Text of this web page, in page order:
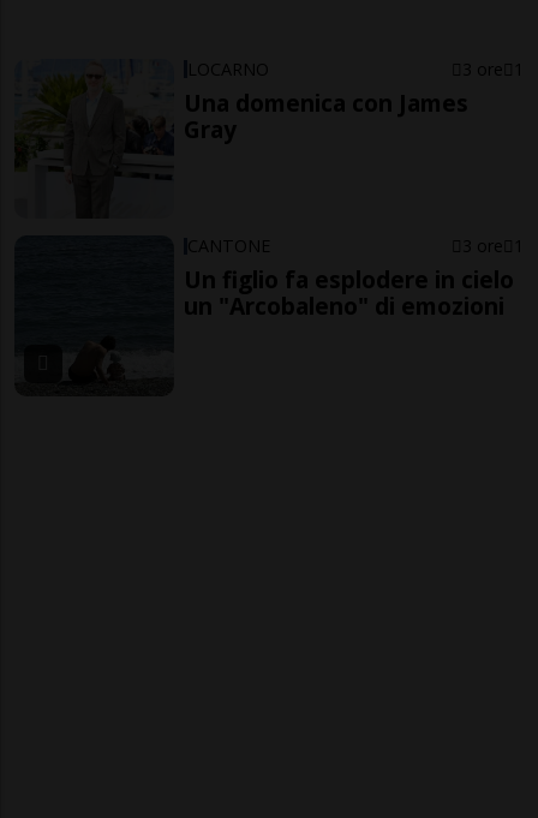
LOCARNO 3 ore 1
Una domenica con James
Gray
CANTONE 3 ore 1
Un figlio fa esplodere in cielo
un "Arcobaleno" di emozioni